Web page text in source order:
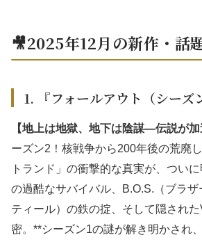
🎥2025年12月の新作・話
1. 『フォールアウト（シーズ
【地上は地獄、地下は陰謀—伝説が加
ーズン2！核戦争から200年後の荒廃
トランド」の衝撃的な真実が、つい
の過酷なサバイバル、B.O.S.（ブラ
ティール）の鉄の掟、そして隠され
密。**シーズン1の謎が解き明かされ